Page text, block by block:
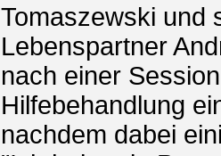
Tomaszewski und
Lebenspartner
nach einer
Hilfebehandlung
nachdem dabei